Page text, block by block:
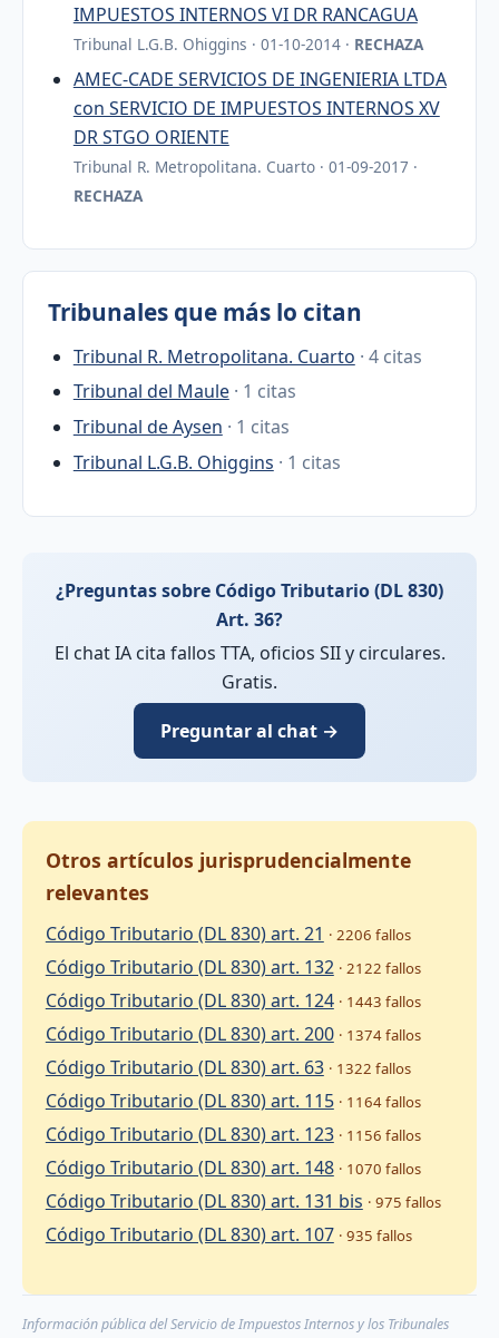
IMPUESTOS INTERNOS VI DR RANCAGUA
Tribunal L.G.B. Ohiggins · 01-10-2014 · RECHAZA
AMEC-CADE SERVICIOS DE INGENIERIA LTDA
con SERVICIO DE IMPUESTOS INTERNOS XV
DR STGO ORIENTE
Tribunal R. Metropolitana. Cuarto · 01-09-2017 ·
RECHAZA
Tribunales que más lo citan
Tribunal R. Metropolitana. Cuarto · 4 citas
Tribunal del Maule · 1 citas
Tribunal de Aysen · 1 citas
Tribunal L.G.B. Ohiggins · 1 citas
¿Preguntas sobre Código Tributario (DL 830)
Art. 36?
El chat IA cita fallos TTA, oficios SII y circulares.
Gratis.
Preguntar al chat →
Otros artículos jurisprudencialmente
relevantes
Código Tributario (DL 830) art. 21 · 2206 fallos
Código Tributario (DL 830) art. 132 · 2122 fallos
Código Tributario (DL 830) art. 124 · 1443 fallos
Código Tributario (DL 830) art. 200 · 1374 fallos
Código Tributario (DL 830) art. 63 · 1322 fallos
Código Tributario (DL 830) art. 115 · 1164 fallos
Código Tributario (DL 830) art. 123 · 1156 fallos
Código Tributario (DL 830) art. 148 · 1070 fallos
Código Tributario (DL 830) art. 131 bis · 975 fallos
Código Tributario (DL 830) art. 107 · 935 fallos
Información pública del Servicio de Impuestos Internos y los Tribunales